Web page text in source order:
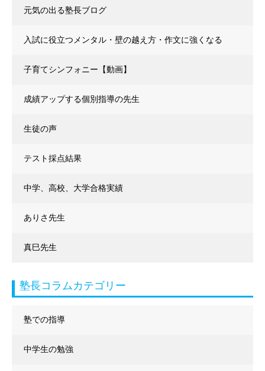
元気の出る塾長ブログ
入試に役立つメンタル・壁の越え方・作文に強くなる
子育てシンフォニー【動画】
成績アップする個別指導の先生
生徒の声
テスト採点結果
中学、高校、大学合格実績
ありさ先生
真巳先生
塾長コラムカテゴリー
塾での指導
中学生の勉強